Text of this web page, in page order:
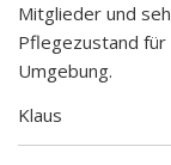
Mitglieder und
Pflegezustand
Umgebung.
Klaus